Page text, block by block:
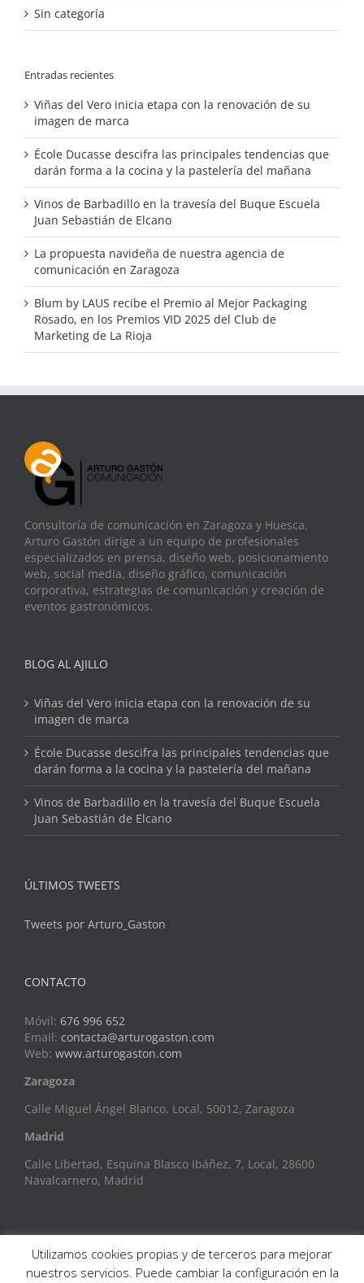
Sin categoría
Entradas recientes
Viñas del Vero inicia etapa con la renovación de su
imagen de marca
École Ducasse descifra las principales tendencias que
darán forma a la cocina y la pastelería del mañana
Vinos de Barbadillo en la travesía del Buque Escuela
Juan Sebastián de Elcano
La propuesta navideña de nuestra agencia de
comunicación en Zaragoza
Blum by LAUS recibe el Premio al Mejor Packaging
Rosado, en los Premios VID 2025 del Club de
Marketing de La Rioja
Consultoría de comunicación en Zaragoza y Huesca.
Arturo Gastón dirige a un equipo de profesionales
especializados en prensa, diseño web, posicionamiento
web, social media, diseño gráfico, comunicación
corporativa, estrategias de comunicación y creación de
eventos gastronómicos.
BLOG AL AJILLO
Viñas del Vero inicia etapa con la renovación de su
imagen de marca
École Ducasse descifra las principales tendencias que
darán forma a la cocina y la pastelería del mañana
Vinos de Barbadillo en la travesía del Buque Escuela
Juan Sebastián de Elcano
ÚLTIMOS TWEETS
Tweets por Arturo_Gaston
CONTACTO
Móvil: 676 996 652
Email: contacta@arturogaston.com
Web: www.arturogaston.com
Zaragoza
Calle Miguel Ángel Blanco, Local, 50012, Zaragoza
Madrid
Calle Libertad, Esquina Blasco Ibáñez, 7, Local, 28600
Navalcarnero, Madrid
Utilizamos cookies propias y de terceros para mejorar
nuestros servicios. Puede cambiar la configuración en la